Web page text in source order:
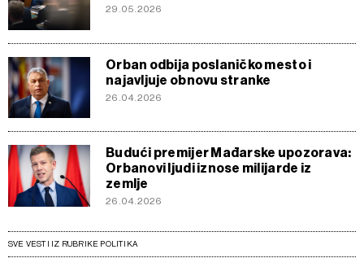
29.05.2026
Orban odbija poslaničko mesto i
najavljuje obnovu stranke
26.04.2026
Budući premijer Mađarske upozorava:
Orbanovi ljudi iznose milijarde iz
zemlje
26.04.2026
SVE VESTI IZ RUBRIKE POLITIKA